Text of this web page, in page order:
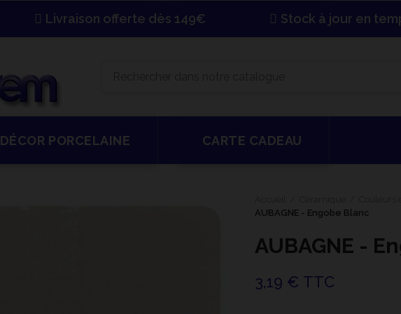
Livraison offerte dès 149€ Stock à jour en
DÉCOR PORCELAINE CARTE CADEAU
AUBAGNE - Engobe Blanc
AUBAGNE -
3,19 € TTC